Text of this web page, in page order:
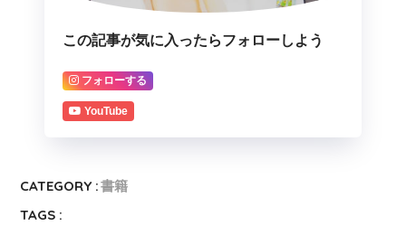
この記事が気に入ったらフォローしよう
フォローする
YouTube
CATEGORY :書籍
TAGS :